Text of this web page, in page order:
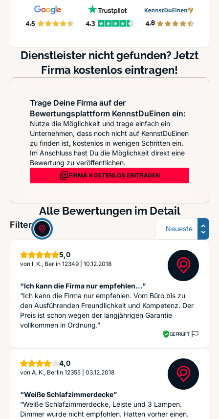
Dienstleister nicht gefunden? Jetzt
Firma kostenlos eintragen!
Trage Deine Firma auf der
Bewertungsplattform KennstDuEinen ein:
Nutze die Möglichkeit und trage einfach ein
Unternehmen, dass noch nicht auf KennstDuEinen
zu finden ist, kostenlos in wenigen Schritten ein.
Im Anschluss hast Du die Möglichkeit direkt eine
Bewertung zu veröffentlichen.
FIRMA KOSTENLOS EINTRAGEN
Alle Bewertungen im Detail
Filter: Sortierung
5,0Sterne
von I. K., Berlin 12349 10.12.2018
“Ich kann die Firma nur empfehlen...”
“Ich kann die Firma nur empfehlen. Vom Büro bis zu
den Ausführenden Freundlichkeit und Kompetenz. Der
Preis ist schon wegen der langjährigen Garantie
vollkommen in Ordnung.”
GEPRÜFT
4,0Sterne
von A. K., Berlin 12355 03.12.2018
“Weiße Schlafzimmerdecke”
“Weiße Schlafzimmerdecke, Leiste und 3 Lampen.
Dimmer wurde nicht empfohlen. Hatten vorher einen.